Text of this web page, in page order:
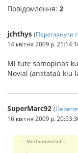
Повідомлення: 2
jchthys (Переглянути
14 квітня 2009 р.
Mi tute samopinas
Novial (anstataŭ kiu
SuperMarc92 (
16 квітня 2009 р.
Me/lumono/leLL: